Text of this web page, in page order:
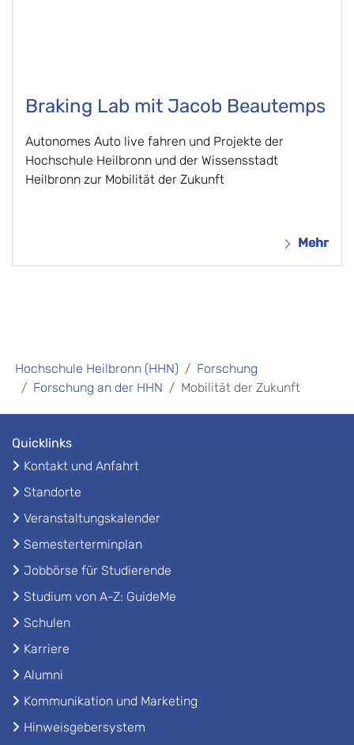
Braking Lab mit Jacob Beautemps
Autonomes Auto live fahren und Projekte der
Hochschule Heilbronn und der Wissensstadt
Heilbronn zur Mobilität der Zukunft
Mehr
Hochschule Heilbronn (HHN)
Forschung
Forschung an der HHN
Mobilität der Zukunft
Quicklinks
Kontakt und Anfahrt
Standorte
Veranstaltungskalender
Semesterterminplan
Jobbörse für Studierende
Studium von A-Z: GuideMe
Schulen
Karriere
Alumni
Kommunikation und Marketing
Hinweisgebersystem